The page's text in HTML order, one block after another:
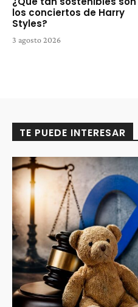
los conciertos de Harry
Styles?
3 agosto 2026
TE PUEDE INTERESAR